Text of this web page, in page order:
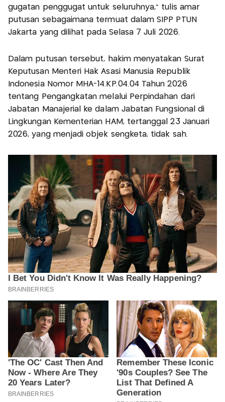
gugatan penggugat untuk seluruhnya," tulis amar
putusan sebagaimana termuat dalam SIPP PTUN
Jakarta yang dilihat pada Selasa 7 Juli 2026.
Dalam putusan tersebut, hakim menyatakan Surat
Keputusan Menteri Hak Asasi Manusia Republik
Indonesia Nomor MHA-14.KP.04.04 Tahun 2026
tentang Pengangkatan melalui Perpindahan dari
Jabatan Manajerial ke dalam Jabatan Fungsional di
Lingkungan Kementerian HAM, tertanggal 23 Januari
2026, yang menjadi objek sengketa, tidak sah.